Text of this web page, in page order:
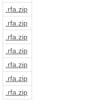
.rfa .zip
.rfa .zip
.rfa .zip
.rfa .zip
.rfa .zip
.rfa .zip
.rfa .zip